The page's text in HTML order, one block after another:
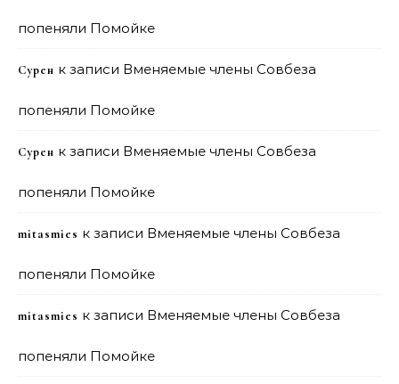
попеняли Помойке
Сурен к записи Вменяемые члены Совбеза
попеняли Помойке
Сурен к записи Вменяемые члены Совбеза
попеняли Помойке
mitasmies к записи Вменяемые члены Совбеза
попеняли Помойке
mitasmies к записи Вменяемые члены Совбеза
попеняли Помойке